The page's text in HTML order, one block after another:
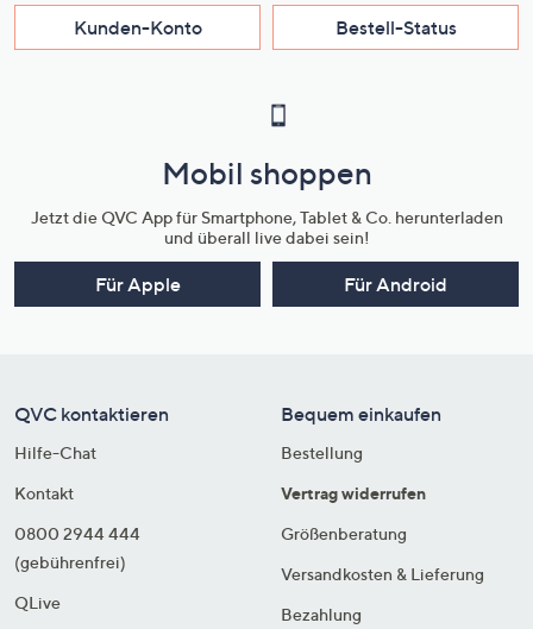
Kunden-Konto Bestell-Status
Mobil shoppen
Jetzt die QVC App für Smartphone, Tablet & Co. herunterladen
und überall live dabei sein!
Für Apple Für Android
QVC kontaktieren
Hilfe-Chat
Kontakt
0800 2944 444
(gebührenfrei)
QLive
Bequem einkaufen
Bestellung
Vertrag widerrufen
Größenberatung
Versandkosten & Lieferung
Bezahlung